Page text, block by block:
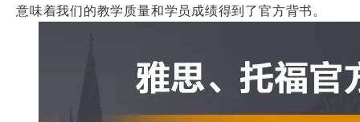
意味着我们的教学质量和学员成绩得到了官方背书。